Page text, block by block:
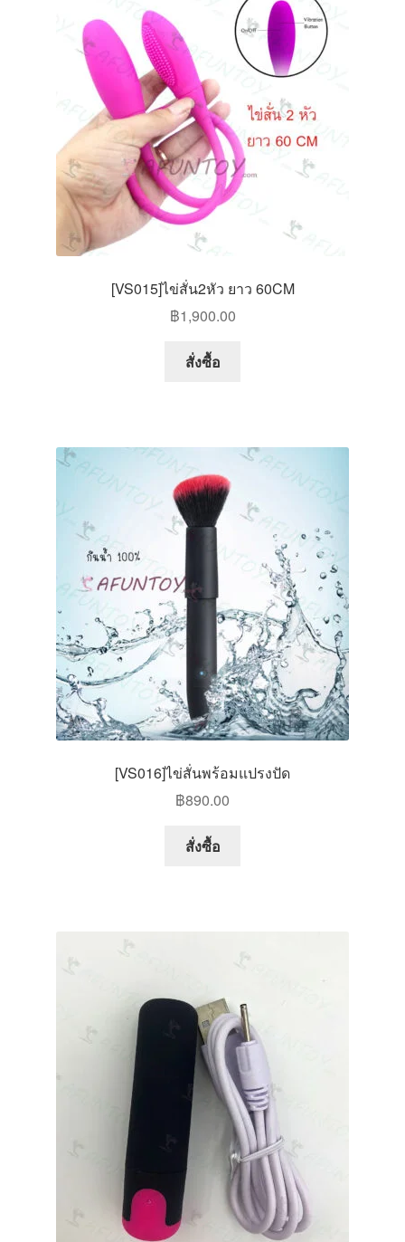
may
be
chosen
the
product
page
[VS015]ไข่สั่น2หัว ยาว 60CM
฿1,900.00
สั่งซื้อ
[VS016]ไข่สั่นพร้อมแปรงปัด
฿890.00
สั่งซื้อ